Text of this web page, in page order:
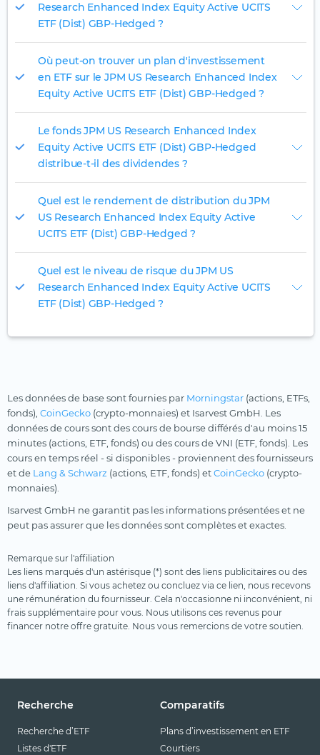
Research Enhanced Index Equity Active UCITS
ETF (Dist) GBP-Hedged ?
Où peut-on trouver un plan d'investissement
en ETF sur le JPM US Research Enhanced Index
Equity Active UCITS ETF (Dist) GBP-Hedged ?
Le fonds JPM US Research Enhanced Index
Equity Active UCITS ETF (Dist) GBP-Hedged
distribue-t-il des dividendes ?
Quel est le rendement de distribution du JPM
US Research Enhanced Index Equity Active
UCITS ETF (Dist) GBP-Hedged ?
Quel est le niveau de risque du JPM US
Research Enhanced Index Equity Active UCITS
ETF (Dist) GBP-Hedged ?
Les données de base sont fournies par Morningstar (actions, ETFs,
fonds), CoinGecko (crypto-monnaies) et Isarvest GmbH. Les
données de cours sont des cours de bourse différés d'au moins 15
minutes (actions, ETF, fonds) ou des cours de VNI (ETF, fonds). Les
cours en temps réel - si disponibles - proviennent des fournisseurs
et de Lang & Schwarz (actions, ETF, fonds) etCoinGecko (crypto-
monnaies).
Isarvest GmbH ne garantit pas les informations présentées et ne
peut pas assurer que les données sont complètes et exactes.
Remarque sur l'affiliation
Les liens marqués d'un astérisque (*) sont des liens publicitaires ou des
liens d'affiliation. Si vous achetez ou concluez via ce lien, nous recevons
une rémunération du fournisseur. Cela n'occasionne ni inconvénient, ni
frais supplémentaire pour vous. Nous utilisons ces revenus pour
financer notre offre gratuite. Nous vous remercions de votre soutien.
Recherche
Recherche d’ETF
Listes d'ETF
Comparatifs
Plans d’investissement en ETF
Courtiers